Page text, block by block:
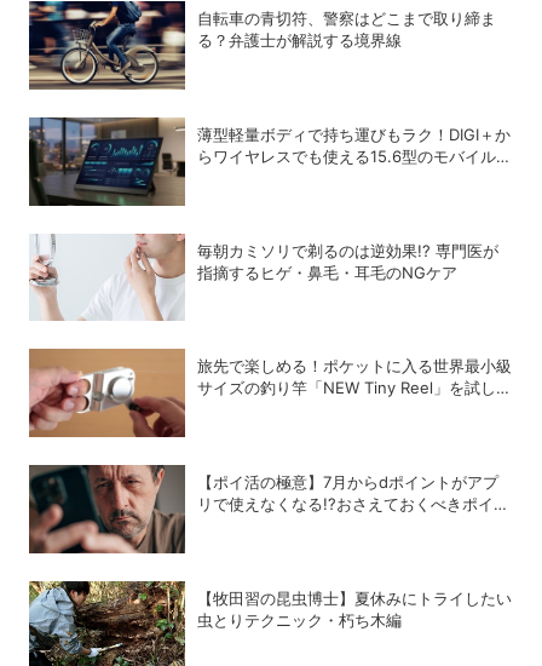
自転車の青切符、警察はどこまで取り締ま
る？弁護士が解説する境界線
薄型軽量ボディで持ち運びもラク！DIGI＋か
らワイヤレスでも使える15.6型のモバイルデ
毎朝カミソリで剃るのは逆効果!? 専門医が
指摘するヒゲ・鼻毛・耳毛のNGケア
旅先で楽しめる！ポケットに入る世界最小級
サイズの釣り竿「NEW Tiny Reel」を試して
【ポイ活の極意】7月からdポイントがアプ
リで使えなくなる!?おさえておくべきポイン
【牧田習の昆虫博士】夏休みにトライしたい
虫とりテクニック・朽ち木編